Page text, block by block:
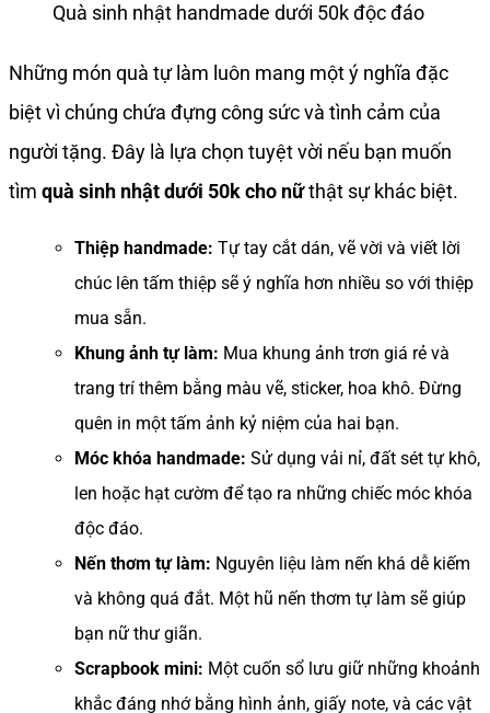
Quà sinh nhật handmade dưới 50k độc đáo
Những món quà tự làm luôn mang một ý nghĩa đặc
biệt vì chúng chứa đựng công sức và tình cảm của
người tặng. Đây là lựa chọn tuyệt vời nếu bạn muốn
tìm quà sinh nhật dưới 50k cho nữthật sự khác biệt.
Thiệp handmade: Tự tay cắt dán, vẽ vời và viết lời
chúc lên tấm thiệp sẽ ý nghĩa hơn nhiều so với thiệp
mua sẵn.
Khung ảnh tự làm: Mua khung ảnh trơn giá rẻ và
trang trí thêm bằng màu vẽ, sticker, hoa khô. Đừng
quên in một tấm ảnh kỷ niệm của hai bạn.
Móc khóa handmade: Sử dụng vải nỉ, đất sét tự khô,
len hoặc hạt cườm để tạo ra những chiếc móc khóa
độc đáo.
Nến thơm tự làm: Nguyên liệu làm nến khá dễ kiếm
và không quá đắt. Một hũ nến thơm tự làm sẽ giúp
bạn nữ thư giãn.
Scrapbook mini: Một cuốn sổ lưu giữ những khoảnh
khắc đáng nhớ bằng hình ảnh, giấy note, và các vật